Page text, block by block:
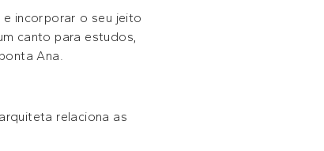
incorporar o seu jeito
canto para estudos,
Ana.
relaciona as